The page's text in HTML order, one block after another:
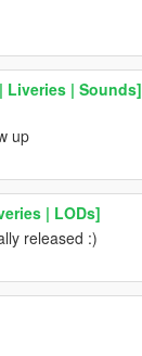
Liveries | Sounds]
up
| LODs]
released :)